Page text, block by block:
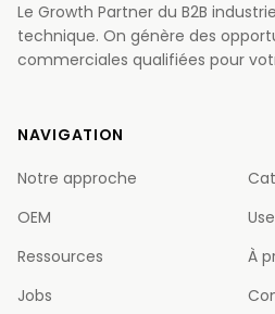
Le Growth Partner du B2B
technique. On génère des
commerciales qualifiées pour
NAVIGATION
Notre approche
OEM
Ressources
À
Jobs